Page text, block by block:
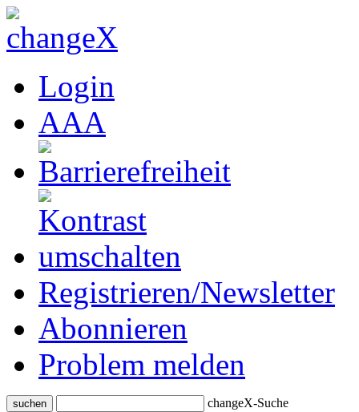
Login
AAA
Registrieren/Newsletter
Abonnieren
Problem melden
suchen changeX-Suche